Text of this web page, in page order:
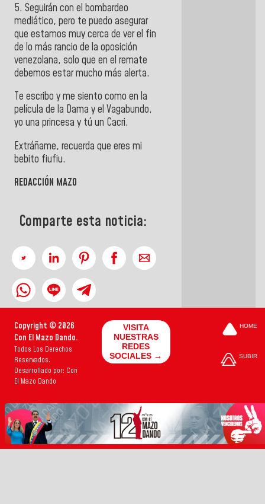
5. Seguirán con el bombardeo
mediático, pero te puedo asegurar
que estamos muy cerca de ver el fin
de lo más rancio de la oposición
venezolana, solo que en el remate
debemos estar mucho más alerta.
Te escribo y me siento como en la
película de la Dama y el Vagabundo,
yo una princesa y tú un Cacri.
Extráñame, recuerda que eres mi
bebito fiufiu.
REDACCIÓN MAZO
Comparte esta noticia:
Copyright © 2026
Con El Mazo Dando.
Todos Los Derechos
Reservados.
Desarrollado por: Con
El Mazo Dando
VISITA
NUESTRAS
REDES
SOCIALES →
HOME
SUBIR